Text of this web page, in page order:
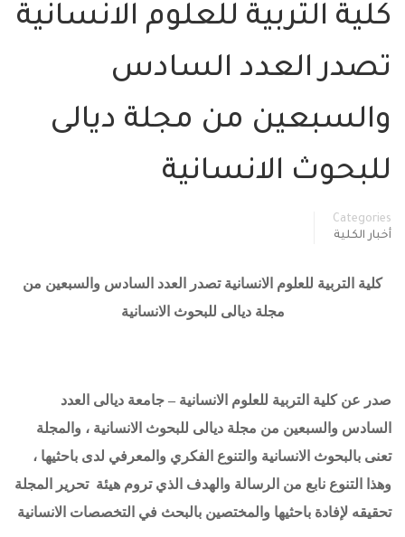
كلية التربية للعلوم الانسانية
تصدر العدد السادس
والسبعين من مجلة ديالى
للبحوث الانسانية
Categories
أخبار الكلية
كلية التربية للعلوم الانسانية تصدر العدد السادس والسبعين من
مجلة ديالى للبحوث الانسانية
صدر عن كلية التربية للعلوم الانسانية – جامعة ديالى العدد
السادس والسبعين من مجلة ديالى للبحوث الانسانية ، والمجلة
تعنى بالبحوث الانسانية والتنوع الفكري والمعرفي لدى باحثيها ،
وهذا التنوع نابع من الرسالة والهدف الذي تروم هيئة تحرير المجلة
تحقيقه لإفادة باحثيها والمختصين بالبحث في التخصصات الانسانية